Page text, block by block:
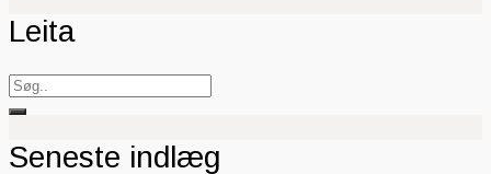
Leita
Search
for:
Seneste indlæg